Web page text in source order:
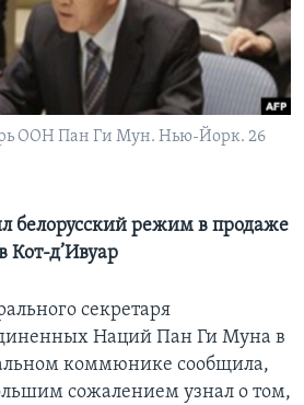
ООН Пан Ги Мун. Нью-Йорк. 26
белорусский режим в продаже
Кот-д’Ивуар
секретаря
Наций Пан Ги Муна в
коммюнике сообщила,
сожалением узнал о том,